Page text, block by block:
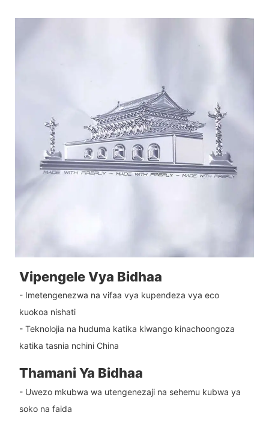
Vipengele Vya Bidhaa
- Imetengenezwa na vifaa vya kupendeza vya eco
kuokoa nishati
- Teknolojia na huduma katika kiwango kinachoongoza
katika tasnia nchini China
Thamani Ya Bidhaa
- Uwezo mkubwa wa utengenezaji na sehemu kubwa ya
soko na faida